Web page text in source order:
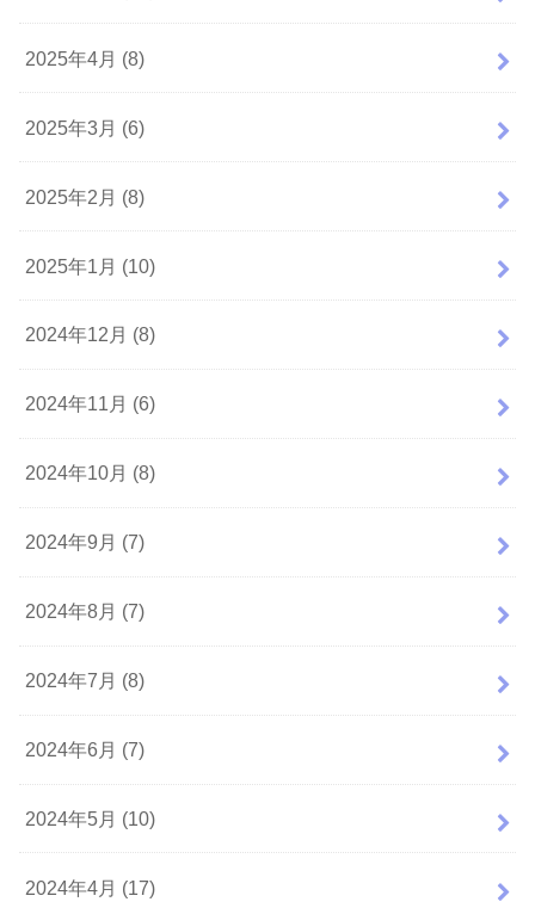
2025年4月 (8)
2025年3月 (6)
2025年2月 (8)
2025年1月 (10)
2024年12月 (8)
2024年11月 (6)
2024年10月 (8)
2024年9月 (7)
2024年8月 (7)
2024年7月 (8)
2024年6月 (7)
2024年5月 (10)
2024年4月 (17)